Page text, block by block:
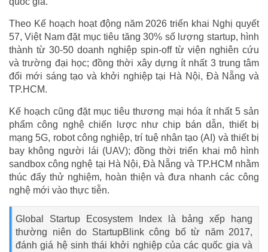
Theo Kế hoạch hoạt động năm 2026 triển khai Nghị quyết
57, Việt Nam đặt mục tiêu tăng 30% số lượng startup, hình
thành từ 30-50 doanh nghiệp spin-off từ viện nghiên cứu
và trường đại học; đồng thời xây dựng ít nhất 3 trung tâm
đổi mới sáng tạo và khởi nghiệp tại Hà Nội, Đà Nẵng và
TP.HCM.
Kế hoạch cũng đặt mục tiêu thương mại hóa ít nhất 5 sản
phẩm công nghệ chiến lược như chip bán dẫn, thiết bị
mạng 5G, robot công nghiệp, trí tuệ nhân tạo (AI) và thiết bị
bay không người lái (UAV); đồng thời triển khai mô hình
sandbox công nghệ tại Hà Nội, Đà Nẵng và TP.HCM nhằm
thúc đẩy thử nghiệm, hoàn thiện và đưa nhanh các công
nghệ mới vào thực tiễn.
Global Startup Ecosystem Index là bảng xếp hạng
thường niên do StartupBlink công bố từ năm 2017,
đánh giá hệ sinh thái khởi nghiệp của các quốc gia và